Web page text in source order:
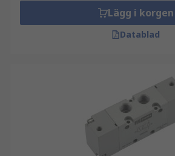
Lägg i korgen
Datablad